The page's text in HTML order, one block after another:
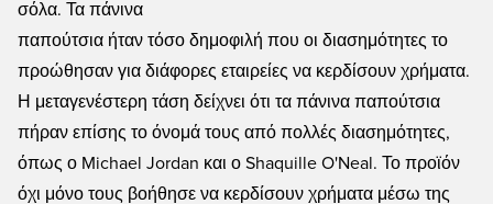
σόλα. Τα πάνινα
παπούτσια ήταν τόσο δημοφιλή που οι διασημότητες το
προώθησαν για διάφορες εταιρείες να κερδίσουν χρήματα.
Η μεταγενέστερη τάση δείχνει ότι τα πάνινα παπούτσια
πήραν επίσης το όνομά τους από πολλές διασημότητες,
όπως ο Michael Jordan και ο Shaquille O'Neal. Το προϊόν
όχι μόνο τους βοήθησε να κερδίσουν χρήματα μέσω της